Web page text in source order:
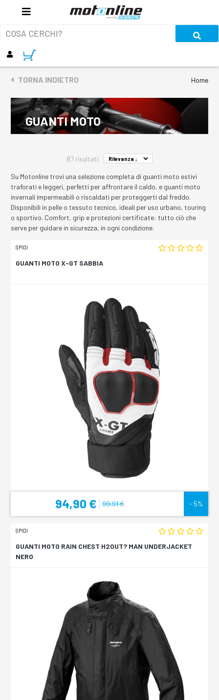
TORNA INDIETRO Home
GUANTI MOTO
87 risultati
Su Motonline trovi una selezione completa di guanti moto estivi
traforati e leggeri, perfetti per affrontare il caldo, e guanti moto
invernali impermeabili o riscaldati per proteggerti dal freddo.
Disponibili in pelle o tessuto tecnico, ideali per uso urbano, touring
o sportivo. Comfort, grip e protezioni certificate: tutto ciò che
serve per guidare in sicurezza, in ogni condizione.
SPIDI
GUANTI MOTO X-GT SABBIA
94,90 € 99,91 € - 5%
SPIDI
GUANTI MOTO RAIN CHEST H2OUT? MAN UNDERJACKET
NERO